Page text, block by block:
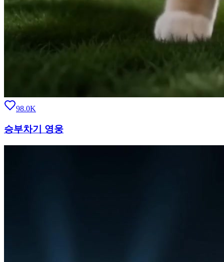
98.0K
승부차기 영웅